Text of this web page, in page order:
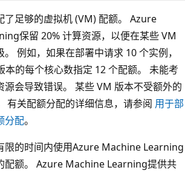
了足够的虚拟机 (VM) 配额。 Azure
保留 20% 计算资源，以便在某些 VM
例如，如果在部署中请求 10 个实例，
本的每个核心数指定 12 个配额。 未能考
源会导致错误。 某些 VM 版本不受额外的
有关配额分配的详细信息，请参阅 用于部
分配。
限的时间内使用Azure Machine Learning
配额。 Azure Machine Learning提供共